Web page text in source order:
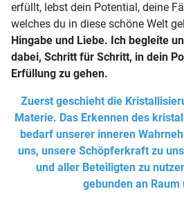
erfüllt, lebst dein Potential, deine
welches du in diese schöne Welt
Hingabe und Liebe. Ich begleite
dabei, Schritt für Schritt, in dein
Erfüllung zu gehen.
Zuerst geschieht die
Materie. Das Erkennen des
bedarf unserer inneren
uns, unsere Schöpferkraft zu
und aller Beteiligten zu
gebunden an Raum